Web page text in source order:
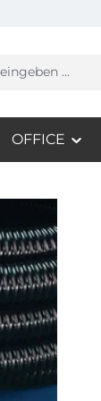
OFFICE